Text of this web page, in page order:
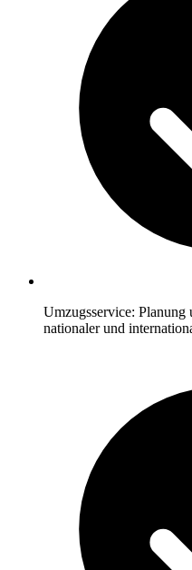
Umzugsservice:
nationaler und